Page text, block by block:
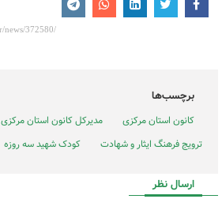
برچسب‌ها
کانون استان مرکزی مدیرکل کانون استان مرکزی
ترویج فرهنگ ایثار و شهادت
کودک شهید سه روزه
ارسال نظر